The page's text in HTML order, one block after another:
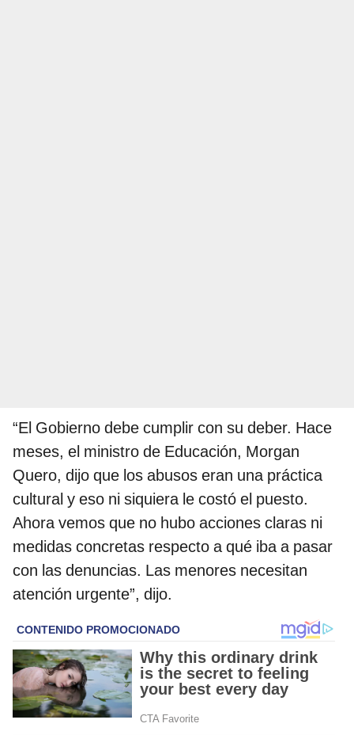
“El Gobierno debe cumplir con su deber. Hace
meses, el ministro de Educación, Morgan
Quero, dijo que los abusos eran una práctica
cultural y eso ni siquiera le costó el puesto.
Ahora vemos que no hubo acciones claras ni
medidas concretas respecto a qué iba a pasar
con las denuncias. Las menores necesitan
atención urgente”, dijo.